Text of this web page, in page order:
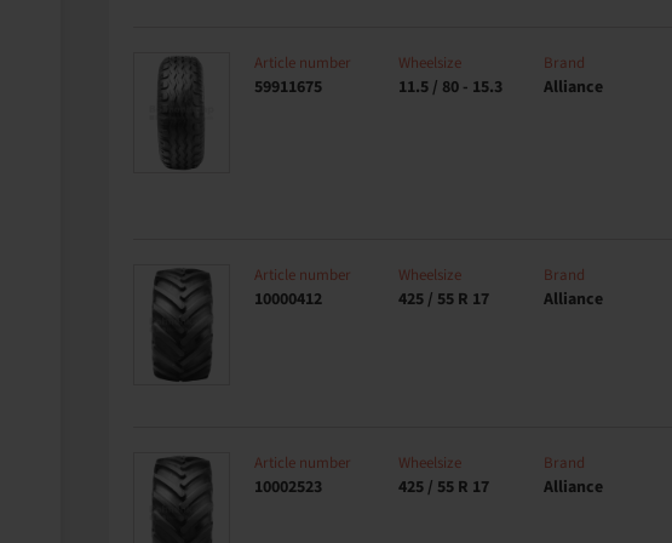
Article number
59911675
Wheelsize
11.5 / 80 - 15.3
Brand
Alliance
Article number
10000412
Wheelsize
425 / 55 R 17
Brand
Alliance
Article number
10002523
Wheelsize
425 / 55 R 17
Brand
Alliance